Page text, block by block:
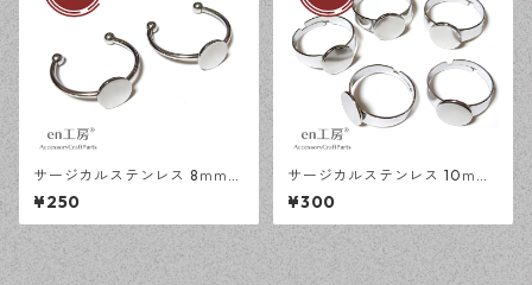
サージカルステンレス 8ｍｍ
平皿 オープンリング台 シルバ
ー 2個 アレルギー対応 アクセ
サリーパーツ ハンドメイド資
材 【en工房】
¥250
サージカルステンレス 10ｍｍ
平皿 フリーサイズ リング台 シ
ルバー 5個 アレルギー対応 ア
クセサリーパーツ ハンドメイ
ド資材 【en工房】
¥300